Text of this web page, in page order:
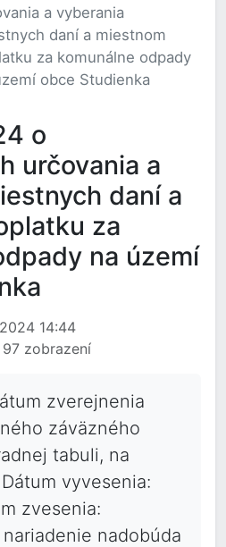
a vyberania
daní a miestnom
za komunálne odpady
obce Studienka
o
určovania a
daní a
za
na území
14:44
97 zobrazení
zverejnenia
záväzného
tabuli, na
vyvesenia:
zvesenia:
nadobúda